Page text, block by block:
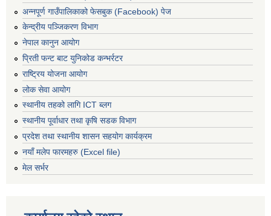
अन्नपूर्ण गाउँपालिकाको फेसबुक (Facebook) पेज
केन्द्रीय पञ्जिकरण विभाग
नेपाल कानुन आयोग
प्रिती फन्ट बाट युनिकोड कन्भर्रटर
राष्ट्रिय योजना आयोग
लोक सेवा आयोग
स्थानीय तहको लागि ICT ब्लग
स्थानीय पूर्वाधार तथा कृषि सडक विभाग
प्रदेश तथा स्थानीय शासन सहयोग कार्यक्रम
नयाँ मलेप फारमहरु (Excel file)
मेल सर्भर